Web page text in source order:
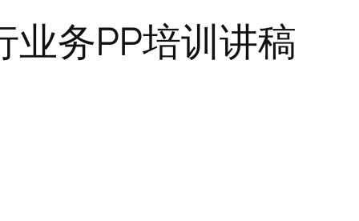
务PP培训讲稿